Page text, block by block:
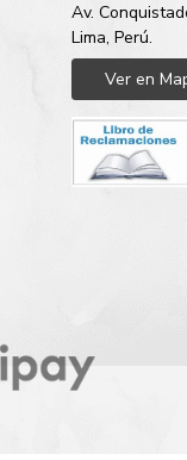
Av.
Lima, Perú.
Ver en